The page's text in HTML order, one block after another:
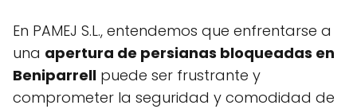
En PAMEJ S.L., entendemos que enfrentarse a
una apertura de persianas bloqueadas en
Beniparrell puede ser frustrante y
comprometer la seguridad y comodidad de